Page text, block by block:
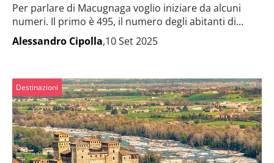
Per parlare di Macugnaga voglio iniziare da alcuni
numeri. Il primo è 495, il numero degli abitanti di...
Alessandro Cipolla,10 Set 2025
Destinazioni